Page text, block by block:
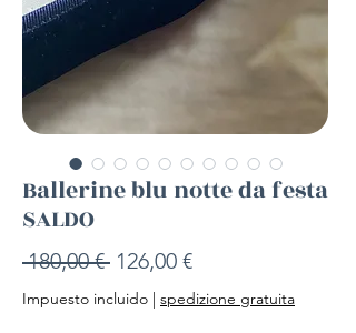
Ballerine blu notte da festa
SALDO
180,00 € Precio
126,00 €Precio
de
Impuesto incluido | spedizione gratuita